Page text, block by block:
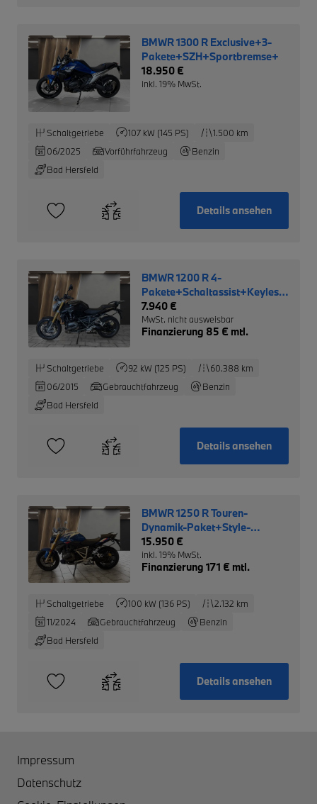
BMWR 1300 R Exclusive+3-
Pakete+SZH+Sportbremse+
18.950 €
inkl. 19% MwSt.
Schaltgetriebe 107 kW (145 PS)
1.500 km
06/2025
Vorführfahrzeug
Benzin
Bad Hersfeld
Details ansehen
BMWR 1200 R 4-
Pakete+Schaltassist+Keyless-
Ride+
7.940 €
MwSt. nicht ausweisbar
Finanzierung 85 € mtl.
Schaltgetriebe 92 kW (125 PS)
60.388 km
06/2015
Gebrauchtfahrzeug
Benzin
Bad Hersfeld
Details ansehen
BMWR 1250 R Touren-
Dynamik-Paket+Style-
Sport+SZH+
15.950 €
inkl. 19% MwSt.
Finanzierung 171 € mtl.
Schaltgetriebe 100 kW (136 PS)
2.132 km
11/2024
Gebrauchtfahrzeug
Benzin
Bad Hersfeld
Details ansehen
Impressum
Datenschutz